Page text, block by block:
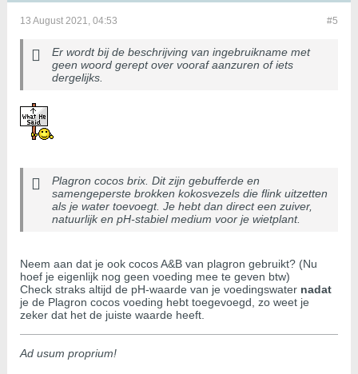
#5
13 August 2021, 04:53
Er wordt bij de beschrijving van ingebruikname met
geen woord gerept over vooraf aanzuren of iets
dergelijks.
Plagron cocos brix. Dit zijn gebufferde en
samengeperste brokken kokosvezels die flink uitzetten
als je water toevoegt. Je hebt dan direct een zuiver,
natuurlijk en pH-stabiel medium voor je wietplant.
Neem aan dat je ook cocos A&B van plagron gebruikt? (Nu
hoef je eigenlijk nog geen voeding mee te geven btw)
Check straks altijd de pH-waarde van je voedingswater nadat
je de Plagron cocos voeding hebt toegevoegd, zo weet je
zeker dat het de juiste waarde heeft.
Ad usum proprium!